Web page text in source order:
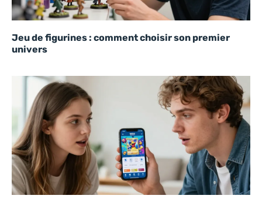
Jeu de figurines : comment choisir son premier
univers